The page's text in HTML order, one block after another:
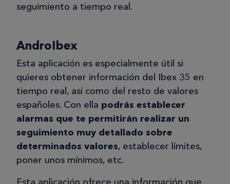
seguimiento a tiempo real.
AndroIbex
Esta aplicación es especialmente útil si
quieres obtener información del Ibex 35 en
tiempo real, así como del resto de valores
españoles. Con ella podrás establecer
alarmas que te permitirán realizar un
seguimiento muy detallado sobre
determinados valores, establecer límites,
poner unos mínimos, etc.